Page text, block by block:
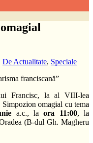
De Actualitate, Speciale
Francisc, la al VIII-lea
omagial cu tema
a.c., laora 11:00, la
(B-dul Gh. Magheru